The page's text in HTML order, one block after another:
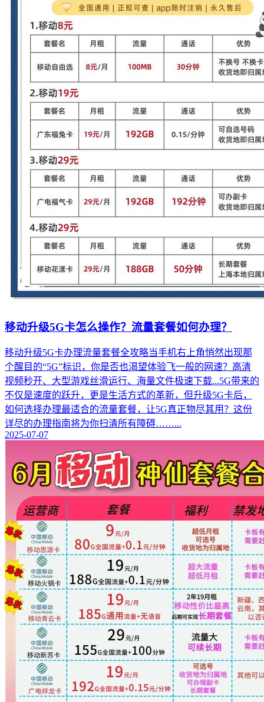
移动升级5G卡怎么操作？流量套餐如何办理？
移动升级5G卡办理流量套餐全攻略当手机右上角悄然出现那
个醒目的“5G”标识，你是否也渴望体验飞一般的网速？高清
视频秒开、大型游戏丝滑运行、海量文件极速下载...5G带来的
不仅是速度的跃升，更是生活方式的革新，但升级5G卡后，
如何选择办理最适合的流量套餐，让5G真正物尽其用？这份
详尽的办理指南将为你扫清所有障碍……...
2025-07-07